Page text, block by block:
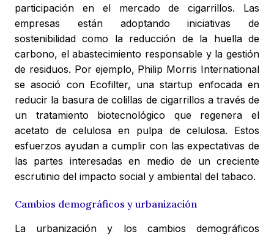
participación en el mercado de cigarrillos. Las
empresas están adoptando iniciativas de
sostenibilidad como la reducción de la huella de
carbono, el abastecimiento responsable y la gestión
de residuos. Por ejemplo, Philip Morris International
se asoció con Ecofilter, una startup enfocada en
reducir la basura de colillas de cigarrillos a través de
un tratamiento biotecnológico que regenera el
acetato de celulosa en pulpa de celulosa. Estos
esfuerzos ayudan a cumplir con las expectativas de
las partes interesadas en medio de un creciente
escrutinio del impacto social y ambiental del tabaco.
Cambios demográficos y urbanización
La urbanización y los cambios demográficos